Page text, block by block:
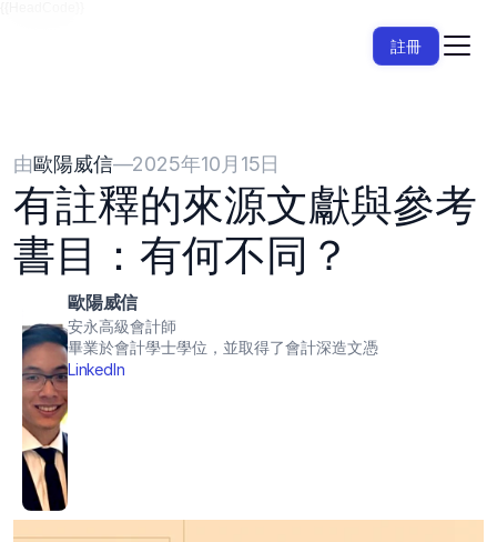
註冊
由歐陽威信—2025年10月15日
有註釋的來源文獻與參考
書目：有何不同？
歐陽威信
安永高級會計師
畢業於會計學士學位，並取得了會計深造文憑
LinkedIn